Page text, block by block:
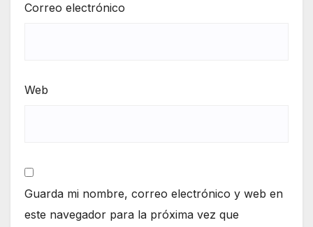
Correo electrónico
Web
Guarda mi nombre, correo electrónico y web en
este navegador para la próxima vez que